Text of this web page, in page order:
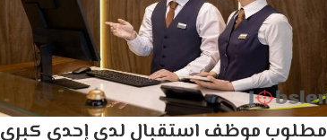
مطلوب موظف استقبال لدى إحدى كبرى